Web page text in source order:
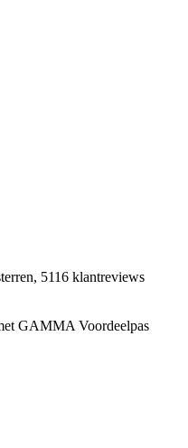
5116 klantreviews
GAMMA Voordeelpas